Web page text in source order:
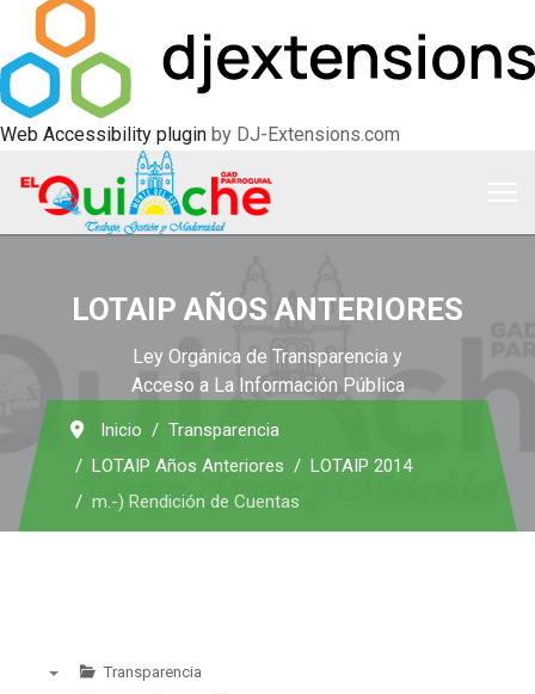
Web Accessibility plugin by DJ-Extensions.com
LOTAIP AÑOS ANTERIORES
Ley Orgánica de Transparencia y
Acceso a La Información Pública
Inicio
Transparencia
LOTAIP Años Anteriores
LOTAIP 2014
m.-) Rendición de Cuentas
Transparencia